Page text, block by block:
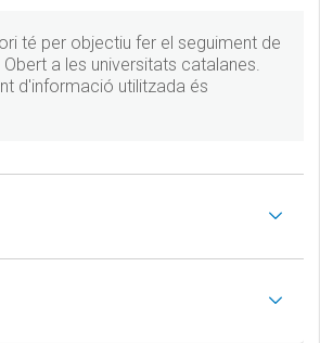
té per objectiu fer el seguiment de
a les universitats catalanes.
d'informació utilitzada és